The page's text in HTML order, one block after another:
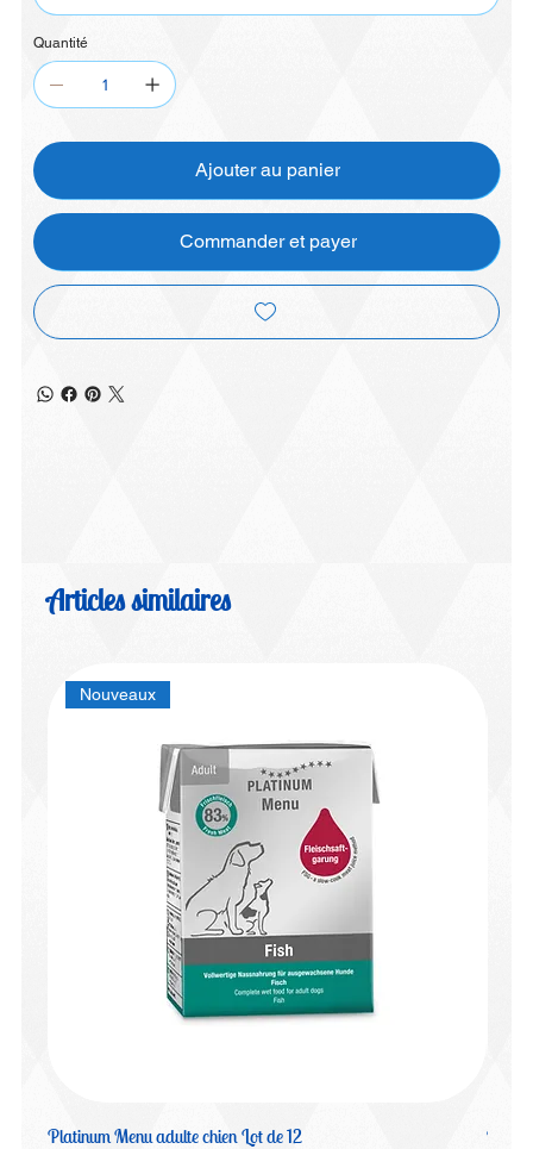
Quantité
Ajouter au panier
Commander et payer
Articles similaires
Nouveaux
Platinum Menu adulte chien Lot de 12